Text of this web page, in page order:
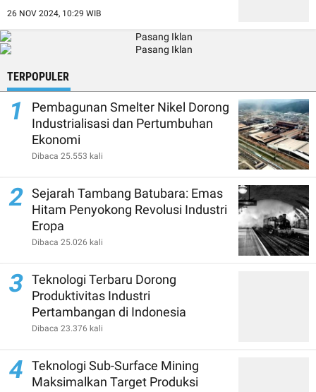
26 NOV 2024, 10:29 WIB
TERPOPULER
1
Pembagunan Smelter Nikel Dorong
Industrialisasi dan Pertumbuhan
Ekonomi
Dibaca 25.553 kali
2 Sejarah Tambang Batubara: Emas
Hitam Penyokong Revolusi Industri
Eropa
Dibaca 25.026 kali
3 Teknologi Terbaru Dorong
Produktivitas Industri
Pertambangan di Indonesia
Dibaca 23.376 kali
4
Teknologi Sub-Surface Mining
Maksimalkan Target Produksi